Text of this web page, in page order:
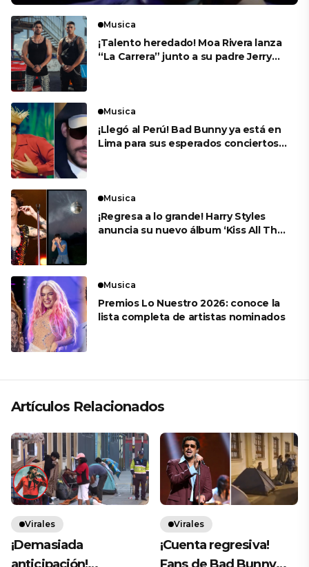
Musica
¡Talento heredado! Moa Rivera lanza
“La Carrera” junto a su padre Jerry
Musica
¡Llegó al Perú! Bad Bunny ya está en
Lima para sus esperados conciertos
Musica
¡Regresa a lo grande! Harry Styles
anuncia su nuevo álbum ‘Kiss All The
Musica
Premios Lo Nuestro 2026: conoce la
lista completa de artistas nominados
Artículos Relacionados
Virales
¡Demasiada
Virales
¡Cuenta regresiva!